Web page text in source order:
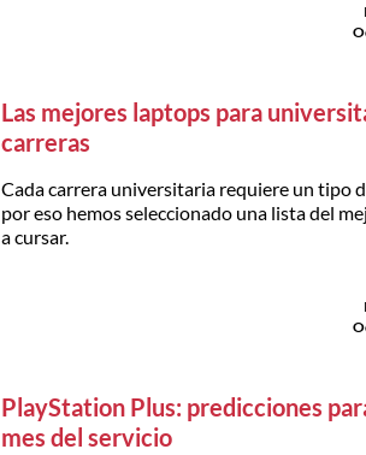
Las mejores laptops para
carreras
Cada carrera universitaria requiere un tipo
por eso hemos seleccionado una lista del
a cursar.
PlayStation Plus: predicciones
mes del servicio